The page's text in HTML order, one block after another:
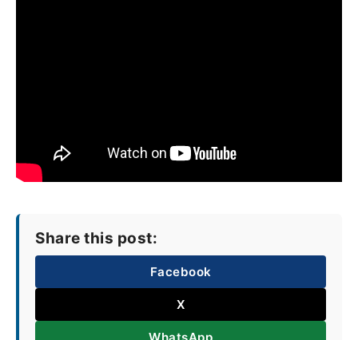
Share this post:
Facebook
X
WhatsApp